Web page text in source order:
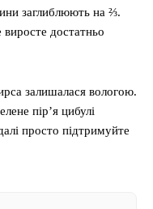
заглиблюють на ⅔.
достатньо
залишалася вологою.
пір’я цибулі
просто підтримуйте